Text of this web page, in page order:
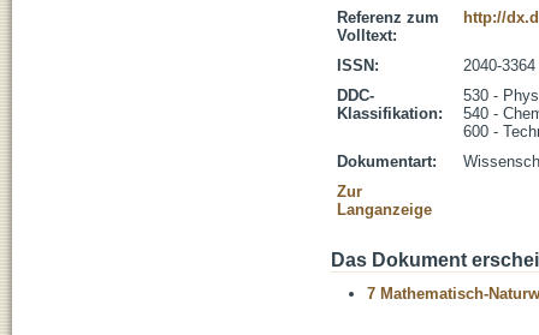
Referenz zum
Volltext:
http://
ISSN:
2040-3364
DDC-
Klassifikation:
530 -
540 -
600 -
Dokumentart:
Zur
Langanzeige
Das Dokument
7 Mathematisch-